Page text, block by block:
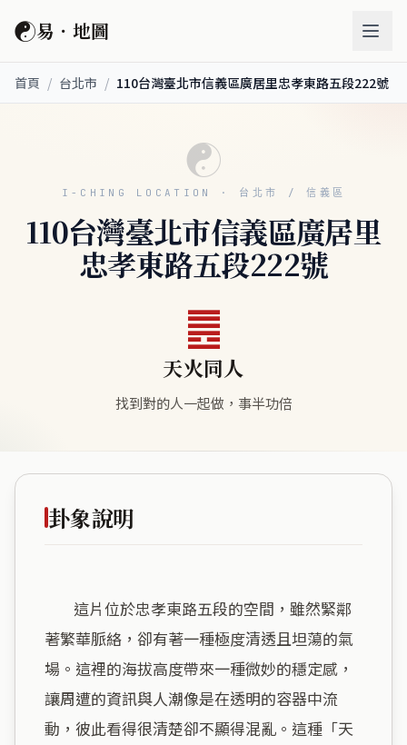
☯易．地圖
首頁 / 台北市 / 110台灣臺北市信義區廣居里忠孝東路五段222號
☯
I-CHING LOCATION · 台北市 / 信義區
110台灣臺北市信義區廣居里
忠孝東路五段222號
䷌
天火同人
找到對的人一起做，事半功倍
卦象說明
著繁華脈絡，卻有著一種極度清透且坦蕩的氣
場。這裡的海拔高度帶來一種微妙的穩定感，
讓周遭的資訊與人潮像是在透明的容器中流
動，彼此看得很清楚卻不顯得混亂。這種「天